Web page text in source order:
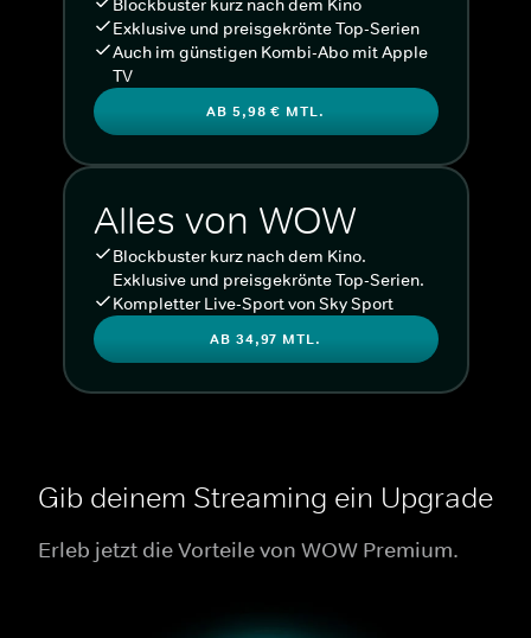
Blockbuster kurz nach dem Kino
Exklusive und preisgekrönte Top-Serien
Auch im günstigen Kombi-Abo mit Apple
TV
AB 5,98 € MTL.
Alles von WOW
Blockbuster kurz nach dem Kino.
Exklusive und preisgekrönte Top-Serien.
Kompletter Live-Sport von Sky Sport
AB 34,97 MTL.
Gib deinem Streaming ein Upgrade
Erleb jetzt die Vorteile von WOW Premium.